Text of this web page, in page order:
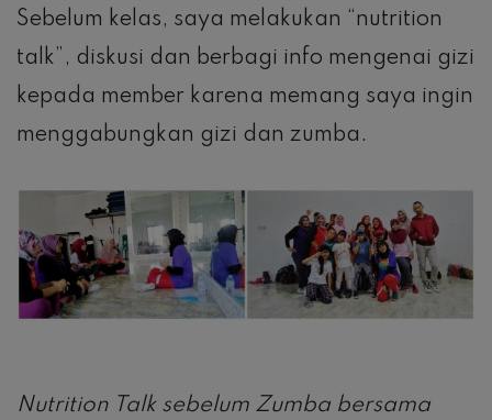
Sebelum kelas, saya melakukan “nutrition
talk”, diskusi dan berbagi info mengenai gizi
kepada member karena memang saya ingin
menggabungkan gizi dan zumba.
Nutrition Talk sebelum Zumba bersama